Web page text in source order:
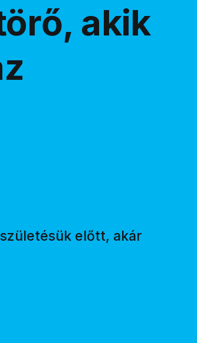
akik
előtt, akár